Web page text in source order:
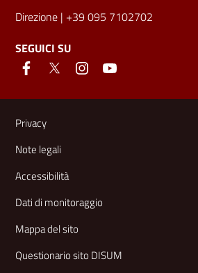
Direzione | +39 095 7102702
SEGUICI SU
Link e informazioni utili
Privacy
Note legali
Accessibilità
Dati di monitoraggio
Mappa del sito
Questionario sito DISUM